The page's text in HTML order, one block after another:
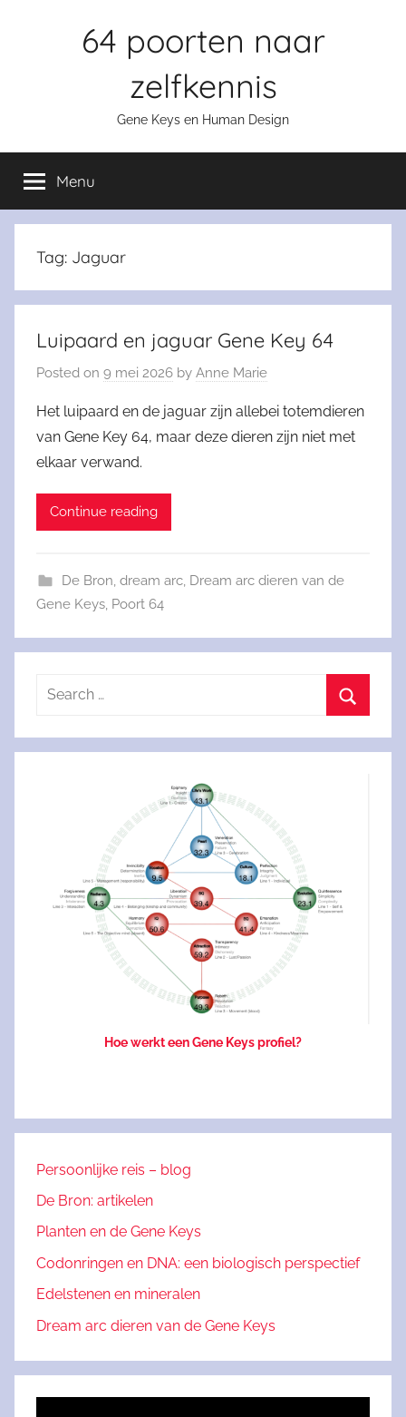
64 poorten naar
zelfkennis
Gene Keys en Human Design
Menu
Tag: Jaguar
Luipaard en jaguar Gene Key 64
Posted on 9 mei 2026 by Anne Marie
Het luipaard en de jaguar zijn allebei totemdieren
van Gene Key 64, maar deze dieren zijn niet met
elkaar verwand.
Continue reading
De Bron dream arc, Dream arc dieren van de
Gene Keys Poort 64
Search
Hoe werkt een Gene Keys profiel?
Persoonlijke reis – blog
De Bron: artikelen
Planten en de Gene Keys
Codonringen en DNA: een biologisch perspectief
Edelstenen en mineralen
Dream arc dieren van de Gene Keys